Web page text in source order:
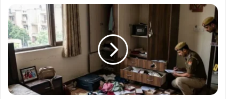
पर्स
लेकर
फरार
Noida
Crime:
मकान
का
ताला
तोड़कर
नगदी
और
जेवरात